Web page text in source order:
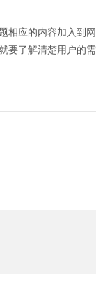
应的内容加入到网
要了解清楚用户的